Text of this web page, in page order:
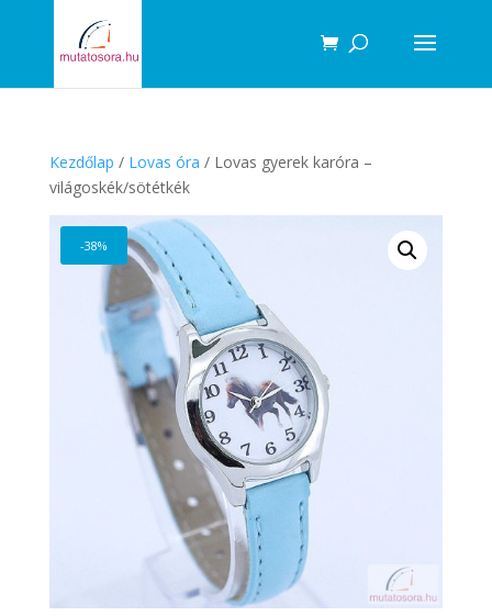
Kezdőlap / Lovas óra / Lovas gyerek karóra –
világoskék/sötétkék
-38%